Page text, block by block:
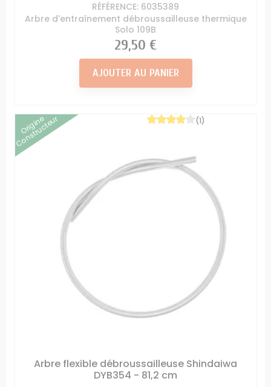
RÉFÉRENCE: 6035389
Arbre d'entraînement débroussailleuse thermique
Solo 109B
Prix
29,50 €
AJOUTER AU PANIER
Origine
Constructeur
Arbre flexible débroussailleuse Shindaiwa
DYB354 - 81,2 cm
(1)